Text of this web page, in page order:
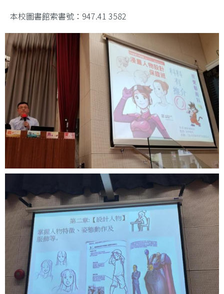
本校圖書館索書號：947.41 3582